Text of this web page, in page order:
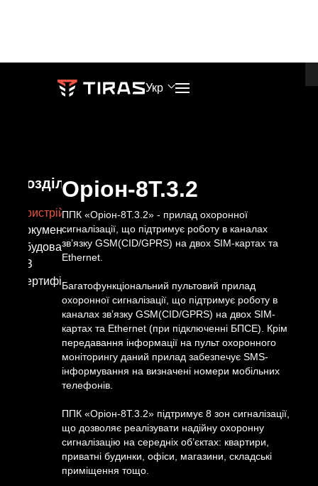
Укр
База
знань
Про
компанію
Брендбук
ТЕХНІЧНА
support@tiras.ua
м.
Вінниця,
провулок
Хмельницького
буд.
8
Розділи
Пристрій
Документація
Вбудоване
ПЗ
Сертифікати
Оріон-8Т.3.2
ППК «Оріон-8Т.3.2» - прилад охоронної
сигналізації, що підтримує роботу в каналах
зв’язку GSM(CID/GPRS) на двох SIM-картах та
Ethernet.
Багатофункціональний пультовий прилад
охоронної сигналізації, що підтримує роботу в
каналах зв’язку GSM(CID/GPRS) на двох SIM-
картах та Ethernet (при підключенні БПСЕ). Крім
передавання інформації на пульт охоронного
моніторингу даний прилад забезпечує SMS-
інформування на визначені номери мобільних
телефонів.
ППК «Оріон-8Т.3.2» підтримує 8 зон сигналізації,
що дозволяє реалізувати надійну охоронну
сигналізацію на середніх об’єктах: квартири,
приватні будинки, офіси, магазини, складські
приміщення тощо.